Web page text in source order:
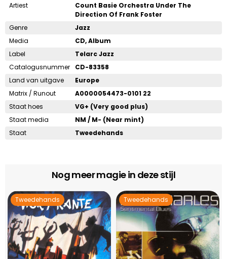
Artiest
Count Basie Orchestra Under The
Direction Of Frank Foster
Genre
Jazz
Media
CD, Album
Label
Telarc Jazz
Catalogusnummer
CD-83358
Land van uitgave
Europe
Matrix / Runout
A0000054473-0101 22
Staat hoes
VG+ (Very good plus)
Staat media
NM / M- (Near mint)
Staat
Tweedehands
Nog meer magie in deze stijl
Tweedehands Tweedehands